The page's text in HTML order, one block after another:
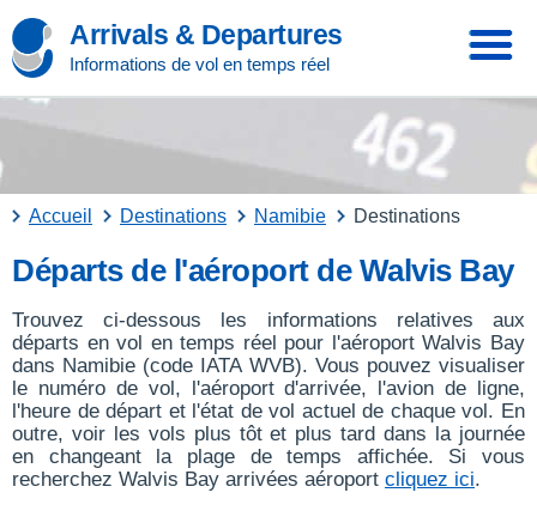
Arrivals & Departures
Informations de vol en temps réel
Accueil Destinations Namibie Destinations
Départs de l'aéroport de Walvis Bay
Trouvez ci-dessous les informations relatives aux
départs en vol en temps réel pour l'aéroport Walvis Bay
dans Namibie (code IATA WVB). Vous pouvez visualiser
le numéro de vol, l'aéroport d'arrivée, l'avion de ligne,
l'heure de départ et l'état de vol actuel de chaque vol. En
outre, voir les vols plus tôt et plus tard dans la journée
en changeant la plage de temps affichée. Si vous
recherchez Walvis Bay arrivées aéroport cliquez ici.